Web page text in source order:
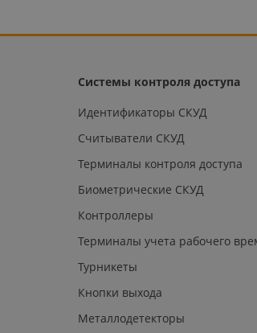
Системы контроля доступа
Идентификаторы СКУД
Считыватели СКУД
Терминалы контроля доступа
Биометрические СКУД
Контроллеры
Терминалы учета рабочего
Турникеты
Кнопки выхода
Металлодетекторы